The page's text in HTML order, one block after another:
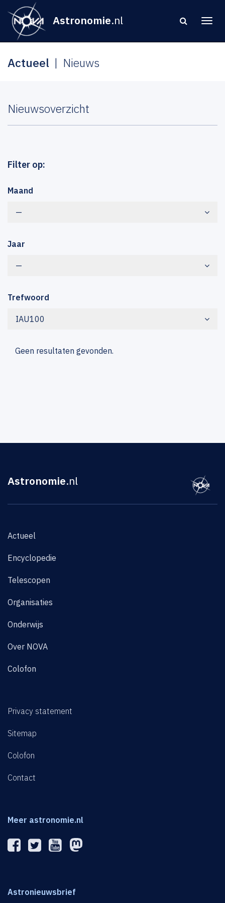
Astronomie.nl
Actueel Nieuws
Nieuwsoverzicht
Filter op:
Maand
—
Jaar
—
Trefwoord
IAU100
Geen resultaten gevonden.
Astronomie.nl
Actueel
Encyclopedie
Telescopen
Organisaties
Onderwijs
Over NOVA
Colofon
Privacy statement
Sitemap
Colofon
Contact
Meer astronomie.nl
Astronieuwsbrief